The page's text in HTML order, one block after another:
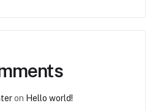
on Hello world!